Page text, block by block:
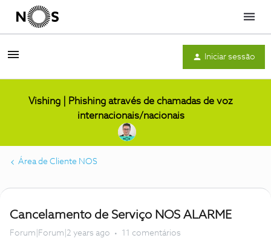
Menu
Iniciar sessão
Vishing | Phishing através de chamadas de voz
internacionais/nacionais
Área de Cliente NOS
Cancelamento de Serviço NOS ALARME
Forum|Forum|2 years ago 11 comentários